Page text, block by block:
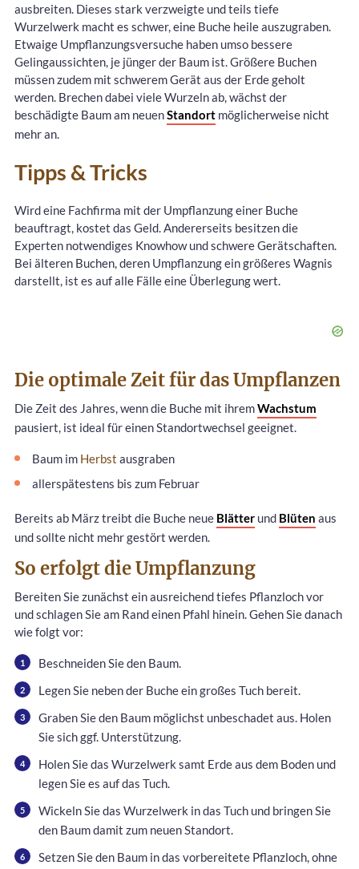
ausbreiten. Dieses stark verzweigte und teils tiefe
Wurzelwerk macht es schwer, eine Buche heile auszugraben.
Etwaige Umpflanzungsversuche haben umso bessere
Gelingaussichten, je jünger der Baum ist. Größere Buchen
müssen zudem mit schwerem Gerät aus der Erde geholt
werden. Brechen dabei viele Wurzeln ab, wächst der
beschädigte Baum am neuenStandort möglicherweise nicht
mehr an.
Tipps & Tricks
Wird eine Fachfirma mit der Umpflanzung einer Buche
beauftragt, kostet das Geld. Andererseits besitzen die
Experten notwendiges Knowhow und schwere Gerätschaften.
Bei älteren Buchen, deren Umpflanzung ein größeres Wagnis
darstellt, ist es auf alle Fälle eine Überlegung wert.
Die optimale Zeit für das Umpflanzen
Die Zeit des Jahres, wenn die Buche mit ihremWachstum
pausiert, ist ideal für einen Standortwechsel geeignet.
Baum im Herbst ausgraben
allerspätestens bis zum Februar
Bereits ab März treibt die Buche neue Blätter und Blüten aus
und sollte nicht mehr gestört werden.
So erfolgt die Umpflanzung
Bereiten Sie zunächst ein ausreichend tiefes Pflanzloch vor
und schlagen Sie am Rand einen Pfahl hinein. Gehen Sie danach
wie folgt vor:
Beschneiden Sie den Baum.
Legen Sie neben der Buche ein großes Tuch bereit.
Graben Sie den Baum möglichst unbeschadet aus. Holen
Sie sich ggf. Unterstützung.
Holen Sie das Wurzelwerk samt Erde aus dem Boden und
legen Sie es auf das Tuch.
Wickeln Sie das Wurzelwerk in das Tuch und bringen Sie
den Baum damit zum neuen Standort.
Setzen Sie den Baum in das vorbereitete Pflanzloch, ohne